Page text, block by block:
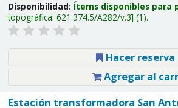
Disponibilidad: Ítems disponibles para
topográfica: 621.374.5/A282/v.3 (1).
Hacer reserva
Agregar al
Estación transformadora San